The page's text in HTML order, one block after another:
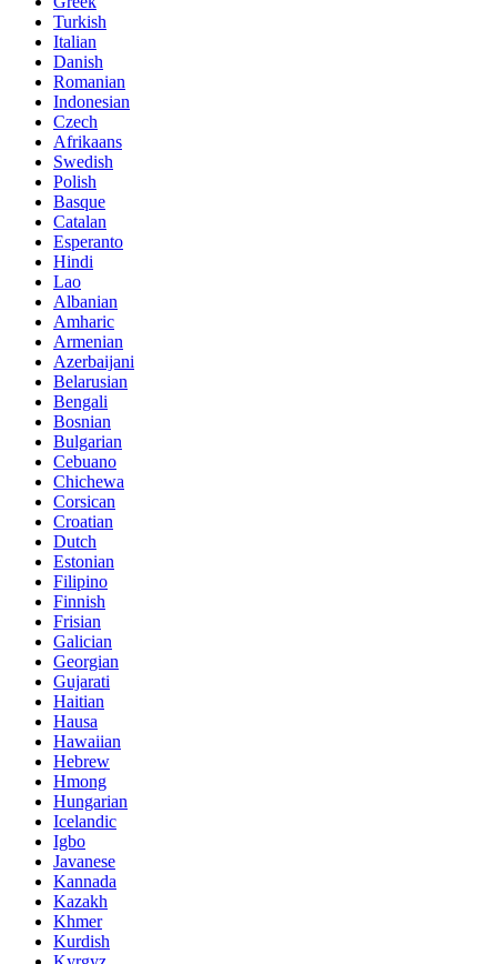
Turkish
Italian
Danish
Romanian
Indonesian
Czech
Afrikaans
Swedish
Polish
Basque
Catalan
Esperanto
Hindi
Lao
Albanian
Amharic
Armenian
Azerbaijani
Belarusian
Bengali
Bosnian
Bulgarian
Cebuano
Chichewa
Corsican
Croatian
Dutch
Estonian
Filipino
Finnish
Frisian
Galician
Georgian
Gujarati
Haitian
Hausa
Hawaiian
Hebrew
Hmong
Hungarian
Icelandic
Igbo
Javanese
Kannada
Kazakh
Khmer
Kurdish